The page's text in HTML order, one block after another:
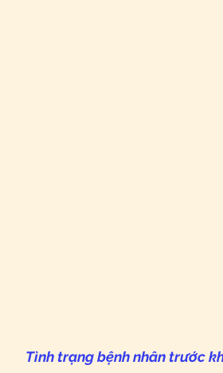
Tình trạng bệnh nhân trước